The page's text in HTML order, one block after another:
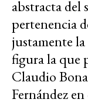
abstracta del
pertenencia
justamente
figura la que
Claudio
Fernández